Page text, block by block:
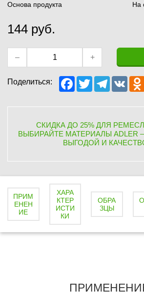
Основа продукта На
144 руб.
– +
Поделиться:
o
k
r
a
m
СКИДКА ДО 25% ДЛЯ
ВЫБИРАЙТЕ МАТЕРИАЛЫ ADLER
ВЫГОДОЙ И
ПРИМ
ЕНЕН
ИЕ
ХАРА
КТЕР
ИСТИ
КИ
ОБРА
ЗЦЫ